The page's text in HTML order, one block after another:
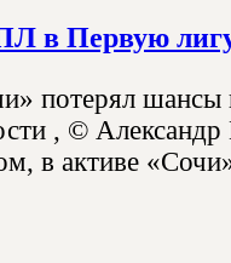
в Первую
потерял шансы
, © Александр
в активе